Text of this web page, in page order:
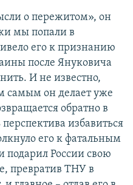
о пережитом», он
мы попали в
его к признанию
после Януковича
И не известно,
самым он делает уже
обратно в
избавиться
его к фатальным
России свою
превратив ТНУ в